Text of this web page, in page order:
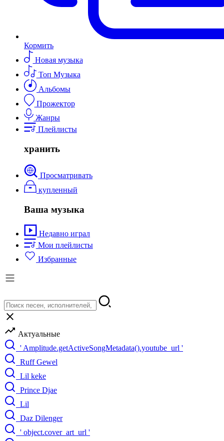
Кормить
Новая музыка
Топ Музыка
Альбомы
Прожектор
Жанры
Плейлисты
хранить
Просматривать
купленный
Ваша музыка
Недавно играл
Мои плейлисты
Избранные
Актуальные
' Amplitude.getActiveSongMetadata().youtube_url '
Ruff Gewel
Lil keke
Prince Djae
Lil
Daz Dilenger
' object.cover_art_url '